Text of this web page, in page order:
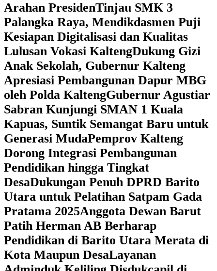
Arahan Presiden‎Tinjau SMK 3
Palangka Raya, Mendikdasmen Puji
Kesiapan Digitalisasi dan Kualitas
Lulusan Vokasi Kalteng‎Dukung Gizi
Anak Sekolah, Gubernur Kalteng
Apresiasi Pembangunan Dapur MBG
oleh Polda Kalteng‎Gubernur Agustiar
Sabran Kunjungi SMAN 1 Kuala
Kapuas, Suntik Semangat Baru untuk
Generasi Muda‎Pemprov Kalteng
Dorong Integrasi Pembangunan
Pendidikan hingga Tingkat
DesaDukungan Penuh DPRD Barito
Utara untuk Pelatihan Satpam Gada
Pratama 2025Anggota Dewan Barut
Patih Herman AB Berharap
Pendidikan di Barito Utara Merata di
Kota Maupun DesaLayanan